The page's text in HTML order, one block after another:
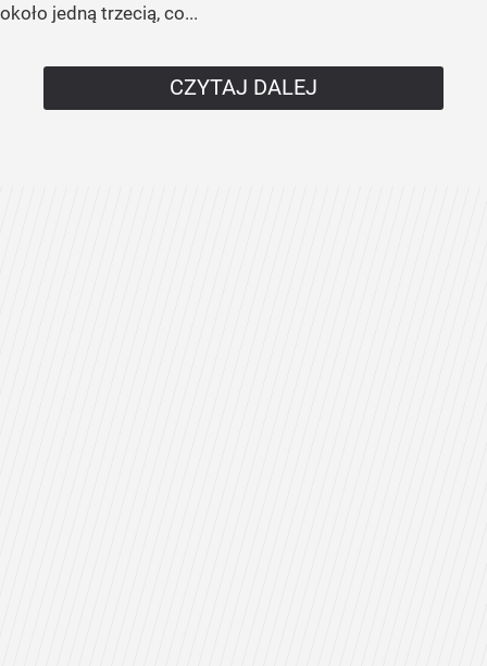
około jedną trzecią, co...
CZYTAJ DALEJ